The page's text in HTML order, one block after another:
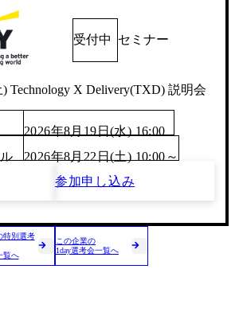
受付中 セミナー
Technology X Delivery(TXD) 説明会
2026年8月19日(水) 16:00
2026年8月22日(土) 10:00～
参加申し込み
特別選考
覧へ
この企業の
1day選考会一覧へ